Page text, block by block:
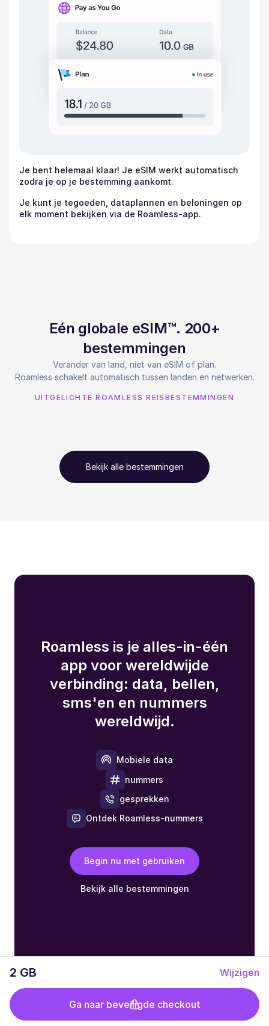
2 GB Wijzigen
Ga naar beveiligde checkout
Je bent helemaal klaar! Je eSIM werkt automatisch
zodra je op je bestemming aankomt.
Je kunt je tegoeden, dataplannen en beloningen op
elk moment bekijken via de Roamless-app.
Eén globale eSIM™. 200+
bestemmingen
Verander van land, niet van eSIM of plan.
Roamless schakelt automatisch tussen landen en netwerken.
UITGELICHTE ROAMLESS REISBESTEMMINGEN
Bekijk alle bestemmingen
Roamless is je alles-in-één
app voor wereldwijde
verbinding: data, bellen,
sms'en en nummers
wereldwijd.
Mobiele data
nummers
gesprekken
Ontdek Roamless-nummers
Begin nu met gebruiken
Bekijk alle bestemmingen